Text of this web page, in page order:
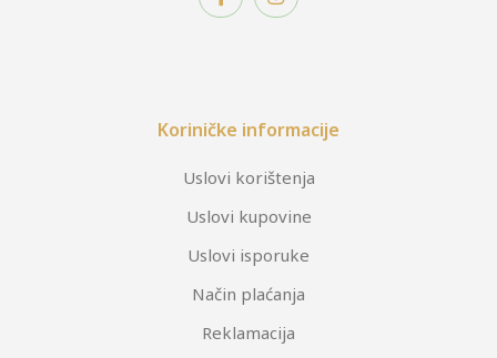
Koriničke informacije
Uslovi korištenja
Uslovi kupovine
Uslovi isporuke
Način plaćanja
Reklamacija